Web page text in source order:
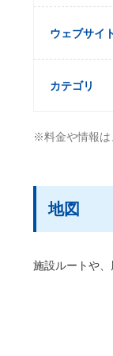
ウェブサイ
カテゴリ
※料金や情報は
地図
施設ルートや、